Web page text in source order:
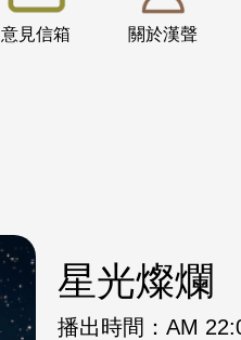
意見信箱 關於漢聲
星光燦爛
播出時間： AM